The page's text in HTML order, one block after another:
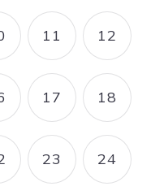
PAGE
11 PAGE
12
PAGE
17 PAGE
18
PAGE
23 PAGE
24